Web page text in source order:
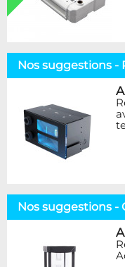
Nos suggestions -
Nos suggestions -